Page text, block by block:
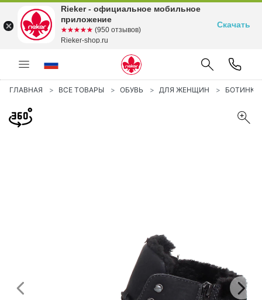
ГЛАВНАЯ ВСЕ ТОВАРЫ ОБУВЬ ДЛЯ ЖЕНЩИН БОТИНКИ
Предыдущий
Rieker - официальное мобильное
приложение
☆☆☆☆☆
★★★★★ (950 отзывов)
Rieker-shop.ru
Скачать